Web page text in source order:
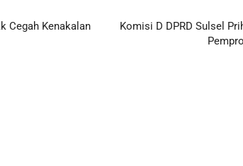
Cegah Kenakalan
Komisi D DPRD Sulsel